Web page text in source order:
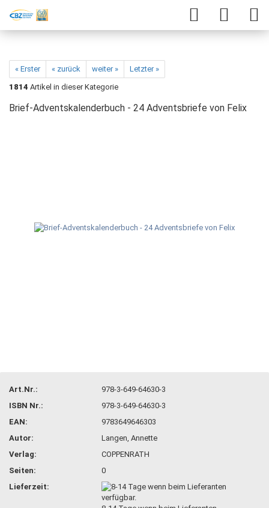
« Erster « zurück weiter »
Letzter »
1814 Artikel in dieser Kategorie
Brief-Adventskalenderbuch - 24 Adventsbriefe von Felix
Art.Nr.:
978-3-649-64630-3
ISBN Nr.:
978-3-649-64630-3
EAN:
9783649646303
Autor:
Langen, Annette
Verlag:
COPPENRATH
Seiten:
0
Lieferzeit: